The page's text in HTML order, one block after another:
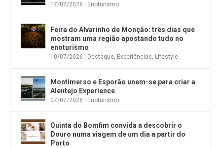
17/07/2026 Enoturismo
Feira do Alvarinho de Monção: três dias que
mostram uma região apostando tudo no
enoturismo
10/07/2026 Destaque, Experiências, Lifestyle
Montimerso e Esporão unem-se para criar a
Alentejo Experience
07/07/2026 Enoturismo
Quinta do Bomfim convida a descobrir o
Douro numa viagem de um dia a partir do
Porto